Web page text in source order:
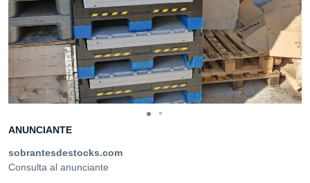
ANUNCIANTE
sobrantesdestocks.com
Consulta al anunciante